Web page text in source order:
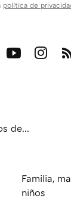
política de
de...
Familia,
niños